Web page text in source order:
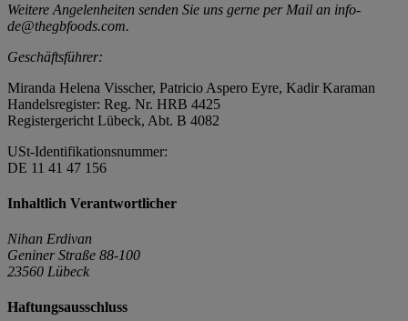
Weitere Angelenheiten senden Sie uns gerne per Mail an info-
de@thegbfoods.com.
Geschäftsführer:
Miranda Helena Visscher, Patricio Aspero Eyre, Kadir Karaman
Handelsregister: Reg. Nr. HRB 4425
Registergericht Lübeck, Abt. B 4082
USt-Identifikationsnummer:
DE 11 41 47 156
Inhaltlich Verantwortlicher
Nihan Erdivan
Geniner Straße 88-100
23560 Lübeck
Haftungsausschluss